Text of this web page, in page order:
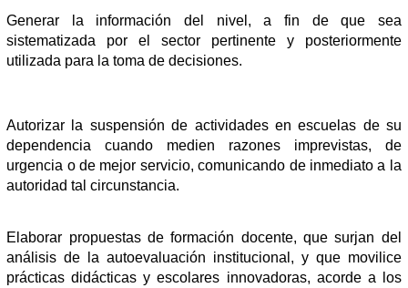
Generar la información del nivel, a fin de que sea
sistematizada por el sector pertinente y posteriormente
utilizada para la toma de decisiones.
Autorizar la suspensión de actividades en escuelas de su
dependencia cuando medien razones imprevistas, de
urgencia o de mejor servicio, comunicando de inmediato a la
autoridad tal circunstancia.
Elaborar propuestas de formación docente, que surjan del
análisis de la autoevaluación institucional, y que movilice
prácticas didácticas y escolares innovadoras, acorde a los